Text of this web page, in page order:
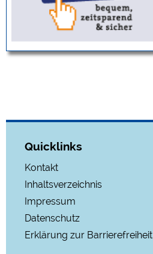
Quicklinks
Kontakt
Inhaltsverzeichnis
Impressum
Datenschutz
Erklärung zur Barrierefreiheit